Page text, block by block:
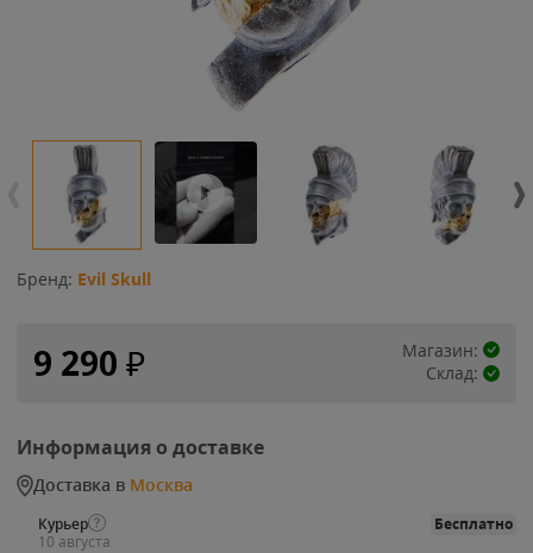
Бренд: Evil Skull
9 290 ₽
Магазин:
Склад:
Информация о доставке
Доставка в Москва
Курьер
Бесплатно
10 августа